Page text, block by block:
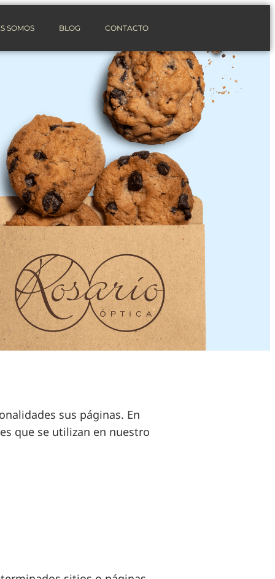
SOMOS BLOG CONTACTO
sus páginas. En
que se utilizan en nuestro